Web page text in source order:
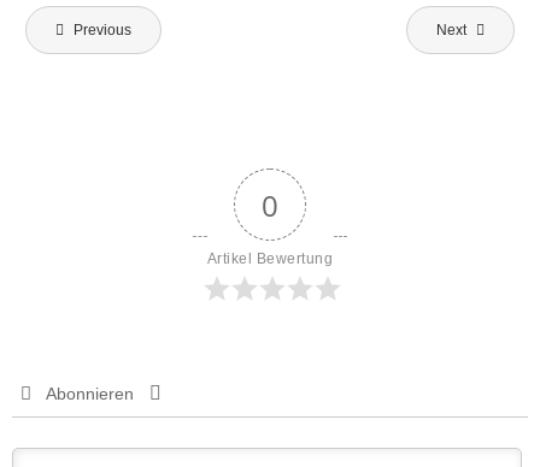
Beitragsnavigation
Previous Next
0
Artikel Bewertung
Abonnieren